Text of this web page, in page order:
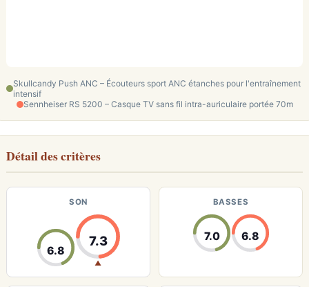
Skullcandy Push ANC – Écouteurs sport ANC étanches pour l'entraînement
intensif
Sennheiser RS 5200 – Casque TV sans fil intra-auriculaire portée 70m
Détail des critères
SON
6.8
7.3
▲
BASSES
7.0 6.8